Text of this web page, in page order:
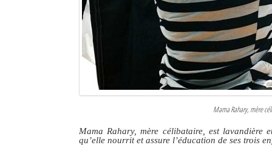
Mama Rahary, mère
Mama Rahary, mère célibataire, est lavandière
qu’elle nourrit et assure l’éducation de ses trois